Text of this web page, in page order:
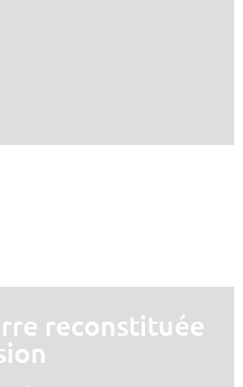
reconstituée